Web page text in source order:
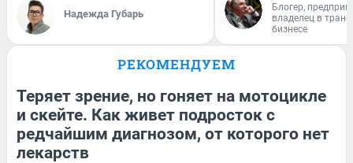
Надежда Губарь
Блогер,
владелец в
бизнесе
РЕКОМЕНДУЕМ
Теряет зрение, но гоняет на мотоцикле
и скейте. Как живет подросток с
редчайшим диагнозом, от которого нет
лекарств